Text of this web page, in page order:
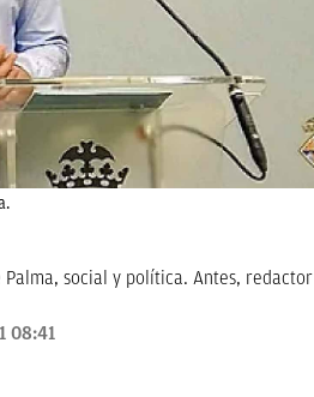
social y política. Antes, redactor
08:41